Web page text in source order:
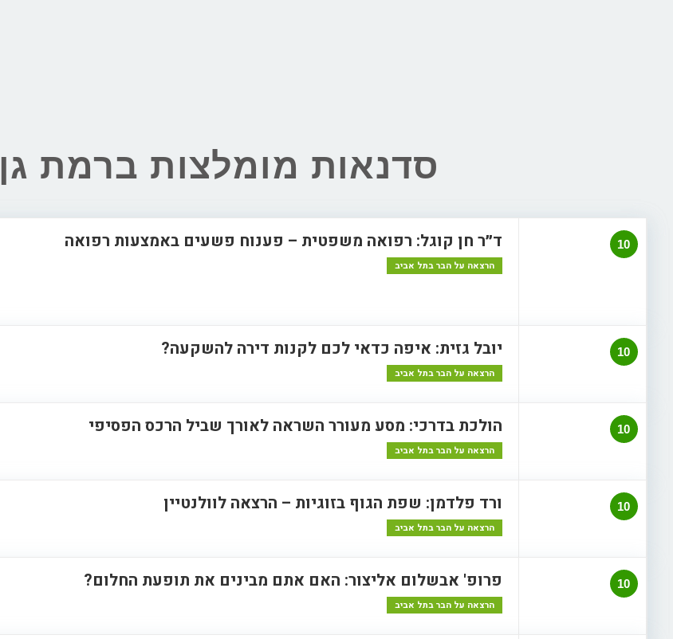
סדנאות מומלצות ברמת גן
10 ד״ר חן קוגל: רפואה משפטית – פענוח פשעים באמצעות רפואה
הרצאה על הבר בתל אביב
10 יובל גזית: איפה כדאי לכם לקנות דירה להשקעה?
הרצאה על הבר בתל אביב
10 הולכת בדרכי: מסע מעורר השראה לאורך שביל הרכס הפסיפי
הרצאה על הבר בתל אביב
10 ורד פלדמן: שפת הגוף בזוגיות – הרצאה לוולנטיין
הרצאה על הבר בתל אביב
10 פרופ' אבשלום אליצור: האם אתם מבינים את תופעת החלום?
הרצאה על הבר בתל אביב